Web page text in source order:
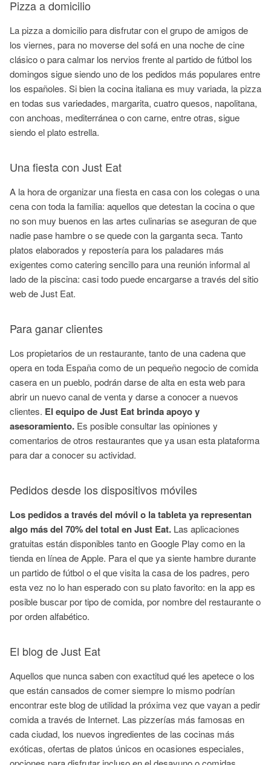
Pizza a domicilio
La pizza a domicilio para disfrutar con el grupo de amigos de
los viernes, para no moverse del sofá en una noche de cine
clásico o para calmar los nervios frente al partido de fútbol los
domingos sigue siendo uno de los pedidos más populares entre
los españoles. Si bien la cocina italiana es muy variada, la pizza
en todas sus variedades, margarita, cuatro quesos, napolitana,
con anchoas, mediterránea o con carne, entre otras, sigue
siendo el plato estrella.
Una fiesta con Just Eat
A la hora de organizar una fiesta en casa con los colegas o una
cena con toda la familia: aquellos que detestan la cocina o que
no son muy buenos en las artes culinarias se aseguran de que
nadie pase hambre o se quede con la garganta seca. Tanto
platos elaborados y repostería para los paladares más
exigentes como catering sencillo para una reunión informal al
lado de la piscina: casi todo puede encargarse a través del sitio
web de Just Eat.
Para ganar clientes
Los propietarios de un restaurante, tanto de una cadena que
opera en toda España como de un pequeño negocio de comida
casera en un pueblo, podrán darse de alta en esta web para
abrir un nuevo canal de venta y darse a conocer a nuevos
clientes. El equipo de Just Eat brinda apoyo y
asesoramiento. Es posible consultar las opiniones y
comentarios de otros restaurantes que ya usan esta plataforma
para dar a conocer su actividad.
Pedidos desde los dispositivos móviles
Los pedidos a través del móvil o la tableta ya representan
algo más del 70% del total en Just Eat. Las aplicaciones
gratuitas están disponibles tanto en Google Play como en la
tienda en línea de Apple. Para el que ya siente hambre durante
un partido de fútbol o el que visita la casa de los padres, pero
esta vez no lo han esperado con su plato favorito: en la app es
posible buscar por tipo de comida, por nombre del restaurante o
por orden alfabético.
El blog de Just Eat
Aquellos que nunca saben con exactitud qué les apetece o los
que están cansados de comer siempre lo mismo podrían
encontrar este blog de utilidad la próxima vez que vayan a pedir
comida a través de Internet. Las pizzerías más famosas en
cada ciudad, los nuevos ingredientes de las cocinas más
exóticas, ofertas de platos únicos en ocasiones especiales,